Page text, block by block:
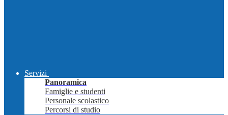
Servizi
Panoramica
Famiglie e studenti
Personale scolastico
Percorsi di studio